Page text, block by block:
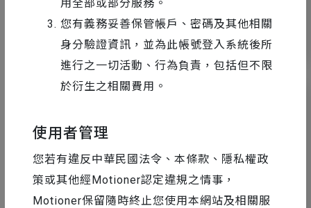
用全部或部分服務。
您有義務妥善保管帳戶、密碼及其他相關
身分驗證資訊，並為此帳號登入系統後所
進行之一切活動、行為負責，包括但不限
於衍生之相關費用。
使用者管理
您若有違反中華民國法令、本條款、隱私權政
策或其他經Motioner認定違規之情事，
Motioner保留隨時終止您使用本網站及相關服
9804